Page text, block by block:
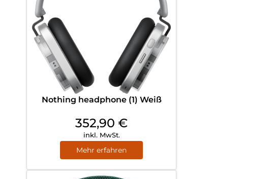
Nothing headphone (1) Weiß
352,90 €
inkl. MwSt.
Mehr erfahren